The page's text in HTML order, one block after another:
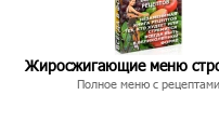
Жиросжигающие меню
Полное меню с рецептами